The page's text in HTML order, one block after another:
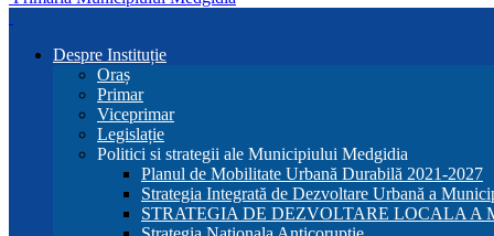
Despre Instituție
Oraș
Primar
Viceprimar
Legislație
Politici si strategii ale Municipiului Medgidia
Planul de Mobilitate Urbană Durabilă 2021-2027
Strategia Integrată de Dezvoltare Urbană a
STRATEGIA DE DEZVOLTARE LOCALA A